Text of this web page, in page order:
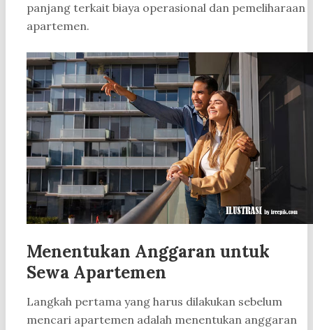
panjang terkait biaya operasional dan pemeliharaan
apartemen.
Menentukan Anggaran untuk
Sewa Apartemen
Langkah pertama yang harus dilakukan sebelum
mencari apartemen adalah menentukan anggaran